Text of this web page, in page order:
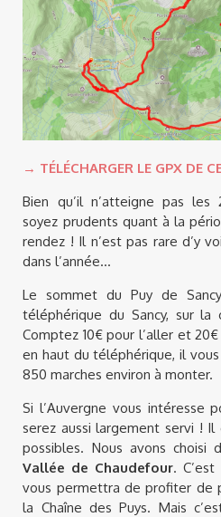
→ TÉLÉCHARGER LE GPX DE
Bien qu’il n’atteigne pas
soyez prudents quant à la
rendez ! Il n’est pas rare d’y
dans l’année…
Le sommet du Puy de
téléphérique du Sancy, sur la
Comptez 10€ pour l’aller et
en haut du téléphérique, il
850 marches environ à monter.
Si l’Auvergne vous intéresse
serez aussi largement servi ! Il
possibles. Nous avons choisi
Vallée de Chaudefour.
vous permettra de profiter de
la Chaîne des Puys. Mais